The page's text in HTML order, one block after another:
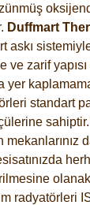
Duffmart
askı
ve zarif
yer
standart
mekanlarınız
radyatörleri